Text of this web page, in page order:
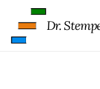
Dr.h